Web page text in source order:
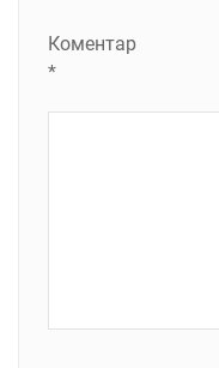
Коментар
*